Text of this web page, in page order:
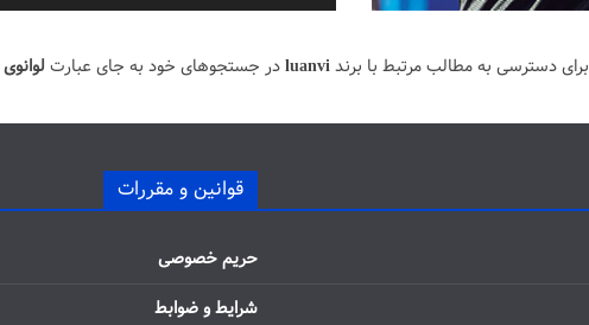
برای دسترسی به مطالب مرتبط با برندluanviدر جستجوهای خود به جای عبارت لوانوی
قوانین و مقررات
حریم خصوصی
شرایط و ضوابط